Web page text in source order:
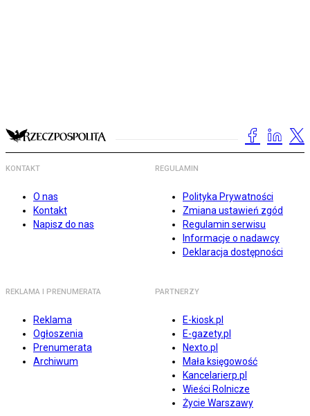
KONTAKT
O nas
Kontakt
Napisz do nas
REGULAMIN
Polityka Prywatności
Zmiana ustawień zgód
Regulamin serwisu
Informacje o nadawcy
Deklaracja dostępności
REKLAMA I PRENUMERATA
Reklama
Ogłoszenia
Prenumerata
Archiwum
PARTNERZY
E-kiosk.pl
E-gazety.pl
Nexto.pl
Mała księgowość
Kancelarierp.pl
Wieści Rolnicze
Życie Warszawy